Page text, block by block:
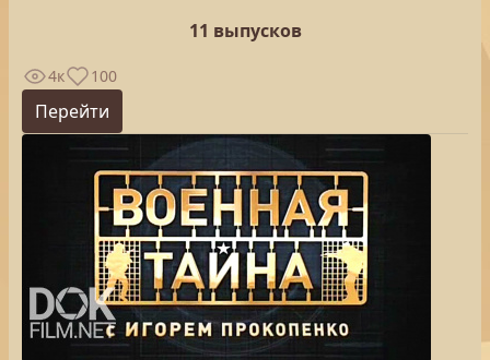
11 выпусков
4к 100
Перейти